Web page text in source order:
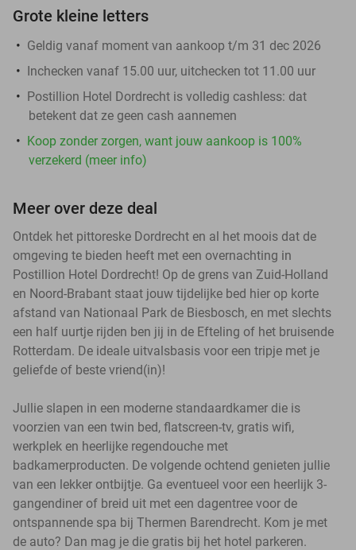
Grote kleine letters
Geldig vanaf moment van aankoop t/m 31 dec 2026
Inchecken vanaf 15.00 uur, uitchecken tot 11.00 uur
Postillion Hotel Dordrecht is volledig cashless: dat
betekent dat ze geen cash aannemen
Koop zonder zorgen, want jouw aankoop is 100%
verzekerd (meer info)
Meer over deze deal
Ontdek het pittoreske Dordrecht en al het moois dat de
omgeving te bieden heeft met een overnachting in
Postillion Hotel Dordrecht! Op de grens van Zuid-Holland
en Noord-Brabant staat jouw tijdelijke bed hier op korte
afstand van Nationaal Park de Biesbosch, en met slechts
een half uurtje rijden ben jij in de Efteling of het bruisende
Rotterdam. De ideale uitvalsbasis voor een tripje met je
geliefde of beste vriend(in)!
Jullie slapen in een moderne standaardkamer die is
voorzien van een twin bed, flatscreen-tv, gratis wifi,
werkplek en heerlijke regendouche met
badkamerproducten. De volgende ochtend genieten jullie
van een lekker ontbijtje. Ga eventueel voor een heerlijk 3-
gangendiner of breid uit met een dagentree voor de
ontspannende spa bij Thermen Barendrecht. Kom je met
de auto? Dan mag je die gratis bij het hotel parkeren.